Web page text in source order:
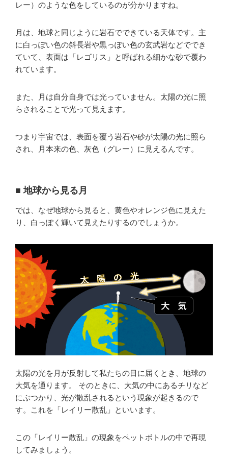
レー）のような色をしているのが分かりますね。
月は、地球と同じように岩石でできている天体です。主
に白っぽい色の斜長岩や黒っぽい色の玄武岩などででき
ていて、表面は「レゴリス」と呼ばれる細かな砂で覆わ
れています。
また、月は自分自身では光っていません。太陽の光に照
らされることで光って見えます。
つまり宇宙では、表面を覆う岩石や砂が太陽の光に照ら
され、月本来の色、灰色（グレー）に見えるんです。
■ 地球から見る月
では、なぜ地球から見ると、黄色やオレンジ色に見えた
り、白っぽく輝いて見えたりするのでしょうか。
太陽の光を月が反射して私たちの目に届くとき、地球の
大気を通ります。 そのときに、大気の中にあるチリなど
にぶつかり、光が散乱されるという現象が起きるので
す。これを「レイリー散乱」といいます。
この「レイリー散乱」の現象をペットボトルの中で再現
してみましょう。